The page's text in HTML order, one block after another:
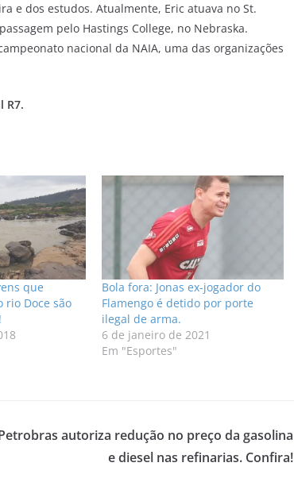
e dos estudos. Atualmente, Eric atuava no St.
pelo Hastings College, no Nebraska.
nacional da NAIA, uma das organizações
R7.
que
rio Doce são
Bola fora: Jonas ex-jogador do
Flamengo é detido por porte
ilegal de arma.
6 de janeiro de 2021
Em "Esportes"
autoriza redução no preço da gasolina
e diesel nas refinarias. Confira!